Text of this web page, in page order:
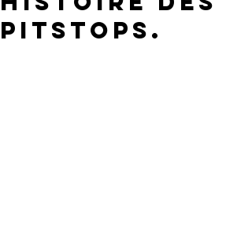
pitstops.